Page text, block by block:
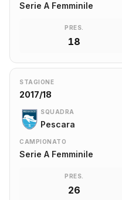
Serie A Femminile
PRES.
18
STAGIONE
2017/18
SQUADRA
Pescara
CAMPIONATO
Serie A Femminile
PRES.
26